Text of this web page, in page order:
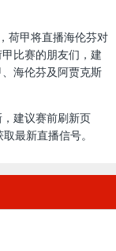
荷甲将直播海伦芬对
比赛的朋友们，建
海伦芬及阿贾克斯
，建议赛前刷新页
最新直播信号。